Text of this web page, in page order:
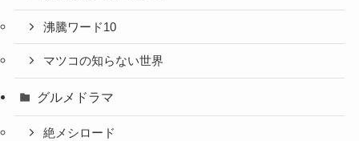
沸騰ワード10
マツコの知らない世界
グルメドラマ
絶メシロード